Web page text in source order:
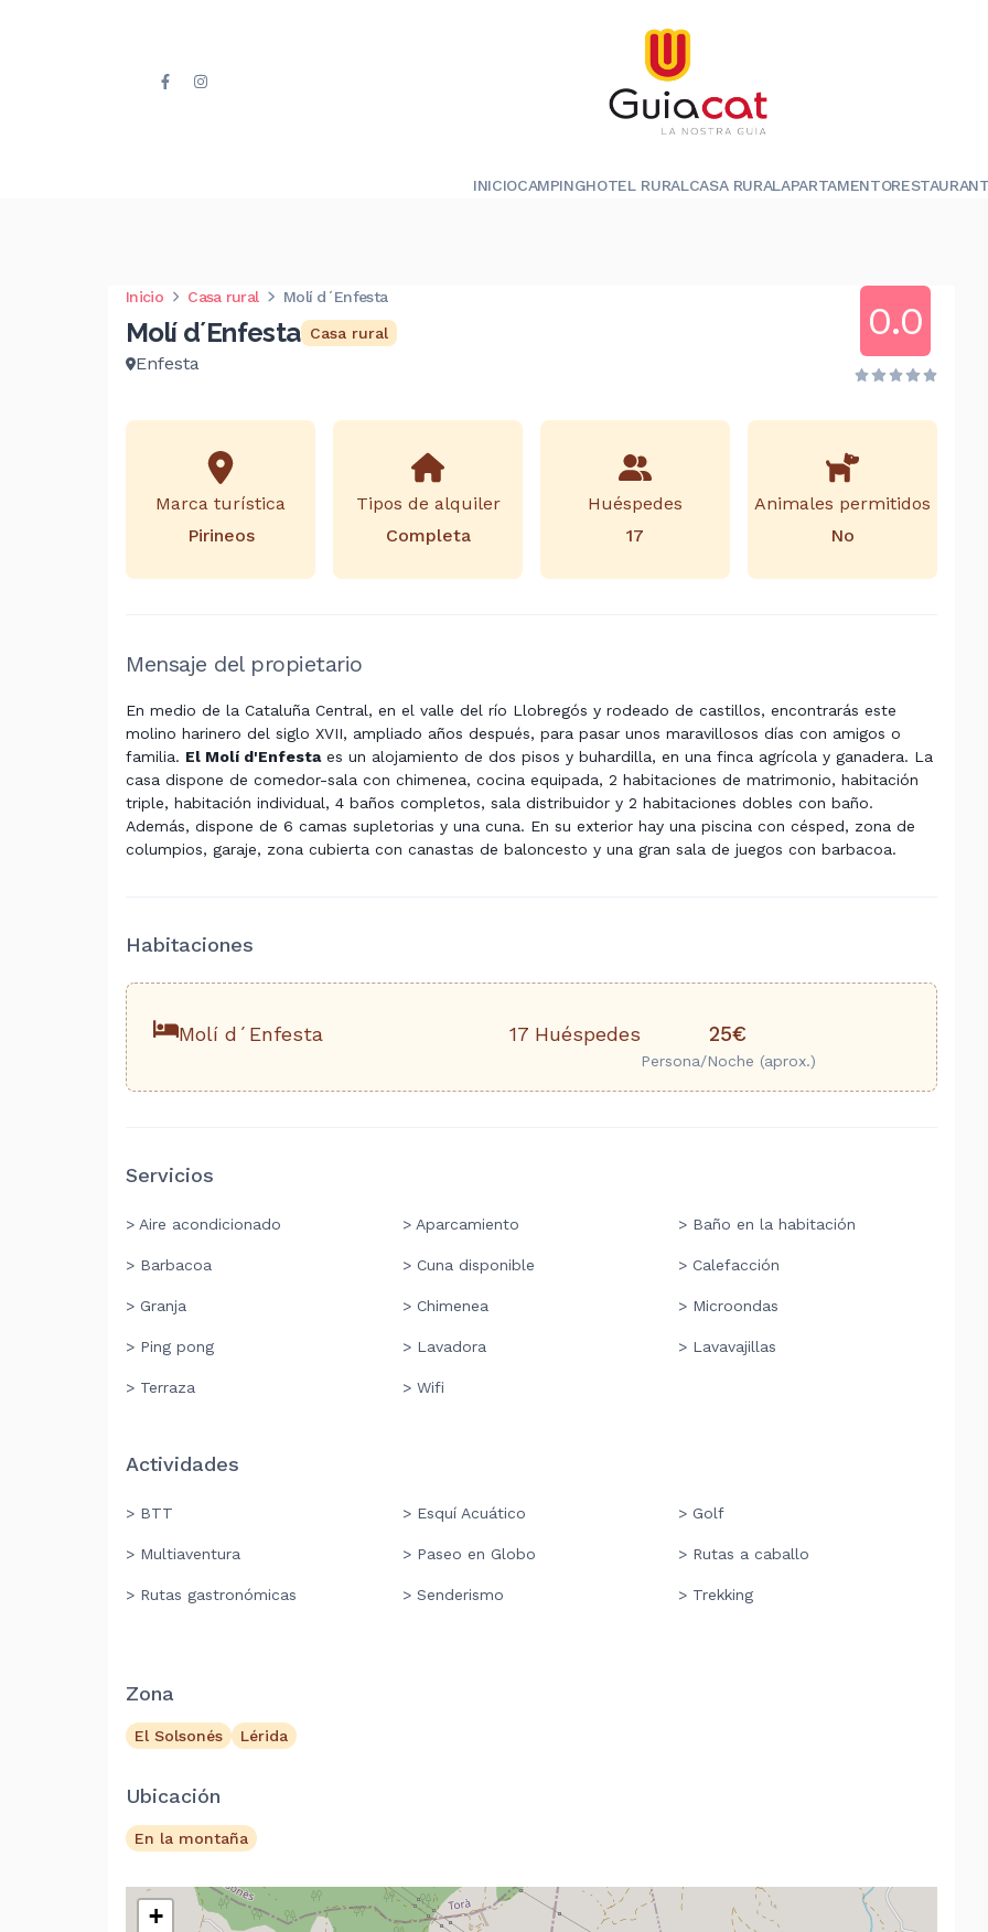
INICIOCAMPINGHOTEL RURALCASA RURALAPARTAMENTO
Inicio Casa rural Molí d´Enfesta
Molí d´Enfesta Casa rural
Enfesta
0.0
Marca turística
Pirineos
Tipos de alquiler
Completa
Huéspedes
17
Animales permitidos
No
Mensaje del propietario
En medio de la Cataluña Central, en el valle del río Llobregós y rodeado de castillos, encontrarás este
molino harinero del siglo XVII, ampliado años después, para pasar unos maravillosos días con amigos o
familia. El Molí d'Enfestaes un alojamiento de dos pisos y buhardilla, en una finca agrícola y ganadera. La
casa dispone de comedor-sala con chimenea, cocina equipada, 2 habitaciones de matrimonio, habitación
triple, habitación individual, 4 baños completos, sala distribuidor y 2 habitaciones dobles con baño.
Además, dispone de 6 camas supletorias y una cuna. En su exterior hay una piscina con césped, zona de
columpios, garaje, zona cubierta con canastas de baloncesto y una gran sala de juegos con barbacoa.
Habitaciones
Molí d´Enfesta 17 Huéspedes 25€
Persona/Noche (aprox.)
Servicios
> Aire acondicionado > Aparcamiento > Baño en la habitación
> Barbacoa > Cuna disponible > Calefacción
> Granja > Chimenea > Microondas
> Ping pong > Lavadora > Lavavajillas
> Terraza > Wifi
Actividades
> BTT > Esquí Acuático > Golf
> Multiaventura > Paseo en Globo > Rutas a caballo
> Rutas gastronómicas > Senderismo > Trekking
Zona
El Solsonés Lérida
Ubicación
En la montaña
+